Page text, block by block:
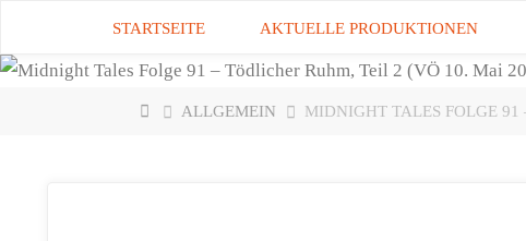
springen
STARTSEITE AKTUELLE PRODUKTIONEN
START
ALLGEMEIN MIDNIGHT TALES FOLGE